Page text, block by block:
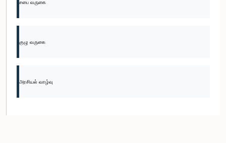
சபை வருகை
குழு வருகை
அரசியல் வாழ்வு